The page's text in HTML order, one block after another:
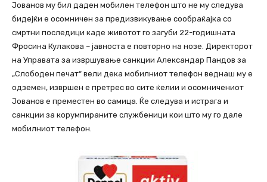
Јованов му бил даден мобилен телефон што не му следува
бидејќи е осомничен за предизвикување сообраќајка со
смртни последици каде животот го загуби 22-годишната
Фросина Кулакова – јавноста е повторно на нозе. Директорот
на Управата за извршување санкции Александар Пандов за
„Слободен печат“ вели дека мобилниот телефон веднаш му е
одземен, извршен е претрес во сите ќелии и осомничениот
Јованов е преместен во самица. Ќе следува и истрага и
санкции за корумпираните службеници кои што му го дале
мобилниот телефон.